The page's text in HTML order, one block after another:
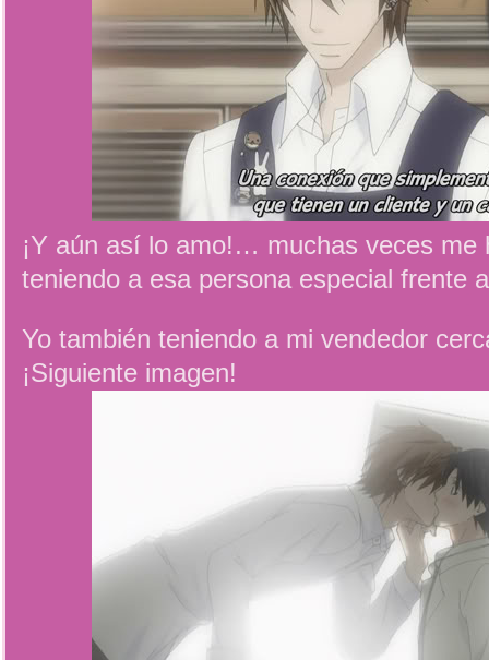
¡Y aún así lo amo!… muchas veces me
teniendo a esa persona especial frente
Yo también teniendo a mi vendedor
¡Siguiente imagen!